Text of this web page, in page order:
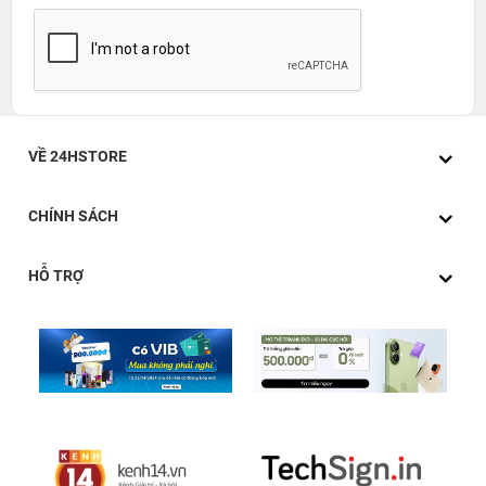
iPhone 6S Plus 128GB Lock
có màn hình với độ phân giải Full HD (1.080x1.920 pixel) với mật
độ điểm ảnh khoảng 401ppi và công nghệ hiển thị Retina HD
Display. Xét về khả năng hiển thị màn hìnhiPhone 6S Plus 128GB
Lock được đánh giá rất cao và có độ trung thực, sắc nét cao.
chỉ với một cú chạm và nhấn ở 2 mức khác nhau. Tuy nhiên, bên
khả năng hỗ trợ công nghệ thao tác mới này thì còn rất nhiều ứng
dụng chưa sử dụng được cảm ứng này.
VỀ 24HSTORE
CHÍNH SÁCH
HỖ TRỢ